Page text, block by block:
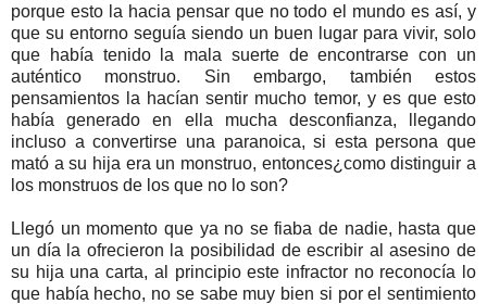
porque esto la hacia pensar que no todo el mundo es así, y
que su entorno seguía siendo un buen lugar para vivir, solo
que había tenido la mala suerte de encontrarse con un
auténtico monstruo. Sin embargo, también estos
pensamientos la hacían sentir mucho temor, y es que esto
había generado en ella mucha desconfianza, llegando
incluso a convertirse una paranoica, si esta persona que
mató a su hija era un monstruo, entonces¿como distinguir a
los monstruos de los que no lo son?
Llegó un momento que ya no se fiaba de nadie, hasta que
un día la ofrecieron la posibilidad de escribir al asesino de
su hija una carta, al principio este infractor no reconocía lo
que había hecho, no se sabe muy bien si por el sentimiento